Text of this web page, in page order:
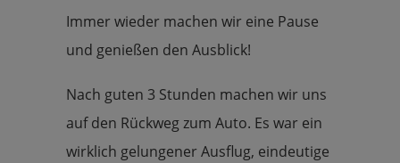
Immer wieder machen wir eine Pause
und genießen den Ausblick!
Nach guten 3 Stunden machen wir uns
auf den Rückweg zum Auto. Es war ein
wirklich gelungener Ausflug, eindeutige